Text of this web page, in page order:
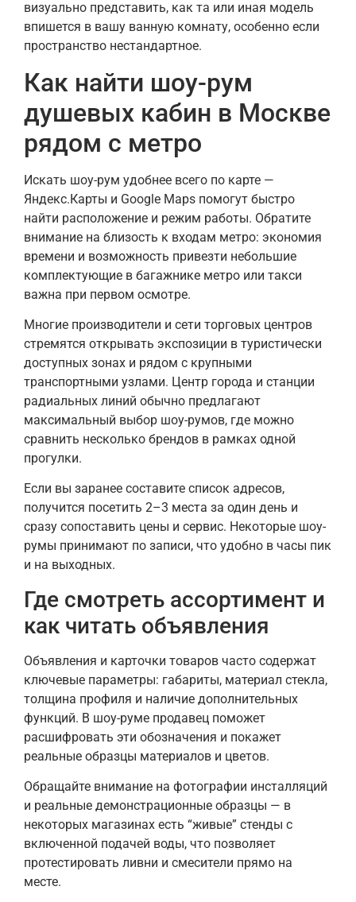
визуально представить, как та или иная модель
впишется в вашу ванную комнату, особенно если
пространство нестандартное.
Как найти шоу-рум
душевых кабин в Москве
рядом с метро
Искать шоу-рум удобнее всего по карте —
Яндекс.Карты и Google Maps помогут быстро
найти расположение и режим работы. Обратите
внимание на близость к входам метро: экономия
времени и возможность привезти небольшие
комплектующие в багажнике метро или такси
важна при первом осмотре.
Многие производители и сети торговых центров
стремятся открывать экспозиции в туристически
доступных зонах и рядом с крупными
транспортными узлами. Центр города и станции
радиальных линий обычно предлагают
максимальный выбор шоу-румов, где можно
сравнить несколько брендов в рамках одной
прогулки.
Если вы заранее составите список адресов,
получится посетить 2–3 места за один день и
сразу сопоставить цены и сервис. Некоторые шоу-
румы принимают по записи, что удобно в часы пик
и на выходных.
Где смотреть ассортимент и
как читать объявления
Объявления и карточки товаров часто содержат
ключевые параметры: габариты, материал стекла,
толщина профиля и наличие дополнительных
функций. В шоу-руме продавец поможет
расшифровать эти обозначения и покажет
реальные образцы материалов и цветов.
Обращайте внимание на фотографии инсталляций
и реальные демонстрационные образцы — в
некоторых магазинах есть “живые” стенды с
включенной подачей воды, что позволяет
протестировать ливни и смесители прямо на
месте.